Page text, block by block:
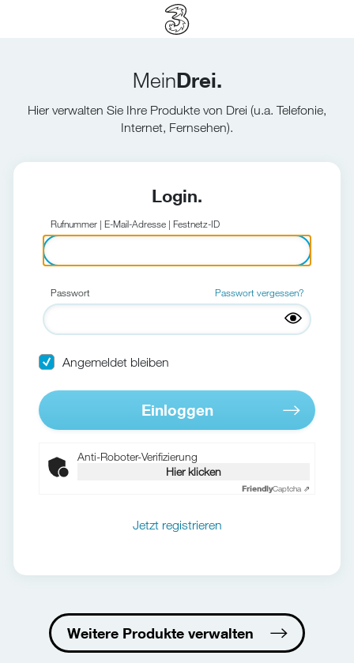
MeinDrei.
Hier verwalten Sie Ihre Produkte von Drei (u.a. Telefonie,
Internet, Fernsehen).
Login.
Rufnummer | E-Mail-Adresse | Festnetz-ID
Passwort Passwort vergessen?
Angemeldet bleiben
Einloggen
Anti-Roboter-Verifizierung
Hier klicken
FriendlyCaptcha ⇗
Jetzt registrieren
Weitere Produkte verwalten